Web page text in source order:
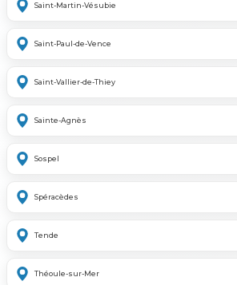
Saint-Martin-Vésubie
Saint-Paul-de-Vence
Saint-Vallier-de-Thiey
Sainte-Agnès
Sospel
Spéracèdes
Tende
Théoule-sur-Mer